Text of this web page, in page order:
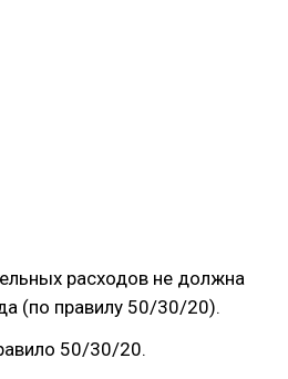
расходов не должна
(по правилу 50/30/20).
50/30/20.